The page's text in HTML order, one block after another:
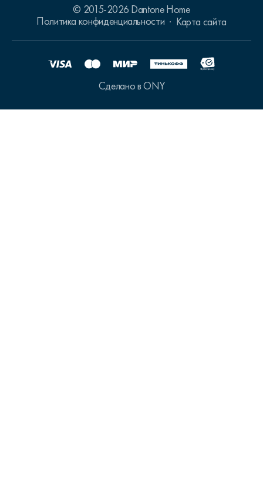
© 2015-2026 Dantone Home
Политика конфиденциальности
Карта сайта
Сделано в ONY